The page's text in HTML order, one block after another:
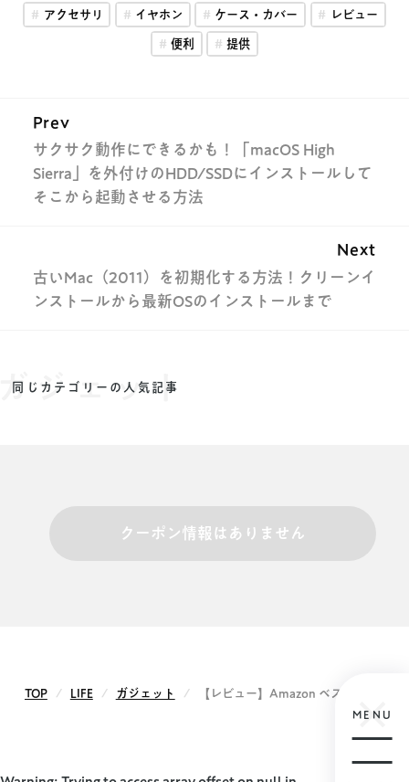
アクセサリ イヤホン ケース・カバー レビュー
便利 提供
Prev
サクサク動作にできるかも！「macOS High
Sierra」を外付けのHDD/SSDにインストールして
そこから起動させる方法
Next
古いMac（2011）を初期化する方法！クリーンイ
ンストールから最新OSのインストールまで
ジェット
同じカテゴリーの人気記事
クーポン情報はありません
TOP LIFE ガジェット 【レビュー】Amazon ベストセラー1
MENU